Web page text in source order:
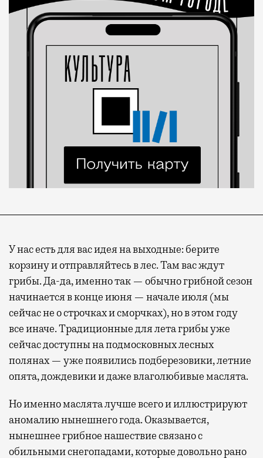
У нас есть для вас идея на выходные: берите
корзину и отправляйтесь в лес. Там вас ждут
грибы. Да-да, именно так — обычно грибной сезон
начинается в конце июня — начале июля (мы
сейчас не о строчках и сморчках), но в этом году
все иначе. Традиционные для лета грибы уже
сейчас доступны на подмосковных лесных
полянах — уже появились подберезовики, летние
опята, дождевики и даже влаголюбивые маслята.
Но именно маслята лучше всего и иллюстрируют
аномалию нынешнего года. Оказывается,
нынешнее грибное нашествие связано с
обильными снегопадами, которые довольно рано